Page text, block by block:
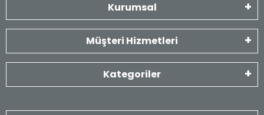
Kurumsal
Müşteri Hizmetleri
Kategoriler